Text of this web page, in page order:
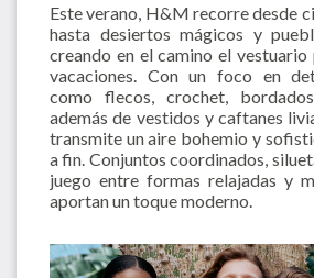
Este verano, H&M recorre desde
hasta desiertos mágicos y
creando en el camino el
vacaciones. Con un foco en
como flecos, crochet,
además de vestidos y caftanes
transmite un aire bohemio y
a fin. Conjuntos coordinados,
juego entre formas relajadas y
aportan un toque moderno.